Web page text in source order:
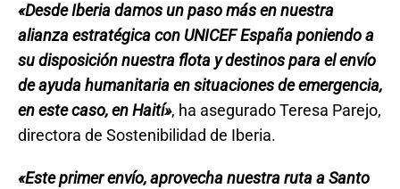
«Desde Iberia damos un paso más en nuestra
alianza estratégica con UNICEF España poniendo a
su disposición nuestra flota y destinos para el envío
de ayuda humanitaria en situaciones de emergencia,
en este caso, en Haití», ha asegurado Teresa Parejo,
directora de Sostenibilidad de Iberia.
«Este primer envío, aprovecha nuestra ruta a Santo